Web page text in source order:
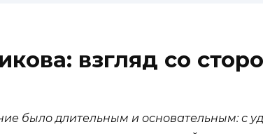
взгляд со
было длительным и основательным: с